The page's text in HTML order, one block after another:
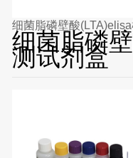
细菌脂磷壁酸
细菌脂磷
测试剂盒